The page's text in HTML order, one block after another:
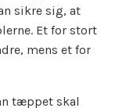
sikre sig, at
Et for stort
mens et for
tæppet skal